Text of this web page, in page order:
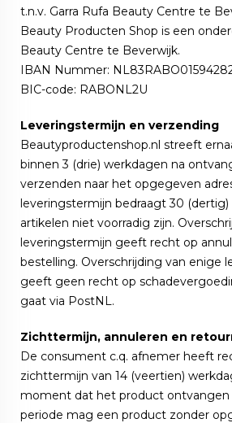
t.n.v. Garra Rufa Beauty Centre te
Beauty Producten Shop is een
Beauty Centre te Beverwijk.
IBAN Nummer:
BIC-code: RABONL2U
Leveringstermijn en verzending
Beautyproductenshop.nl streeft
binnen 3 (drie) werkdagen na
verzenden naar het opgegeven
leveringstermijn bedraagt 30 (dertig)
artikelen niet voorradig zijn.
leveringstermijn geeft recht op
bestelling. Overschrijding van enige
geeft geen recht op
gaat via PostNL.
Zichttermijn, annuleren en
De consument c.q. afnemer heeft
zichttermijn van 14 (veertien)
moment dat het product ontvangen
periode mag een product zonder